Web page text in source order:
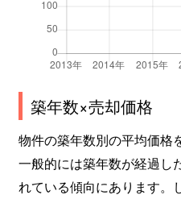
築年数×売却価格
物件の築年数別の平均価格
一般的には築年数が経過し
れている傾向にあります。